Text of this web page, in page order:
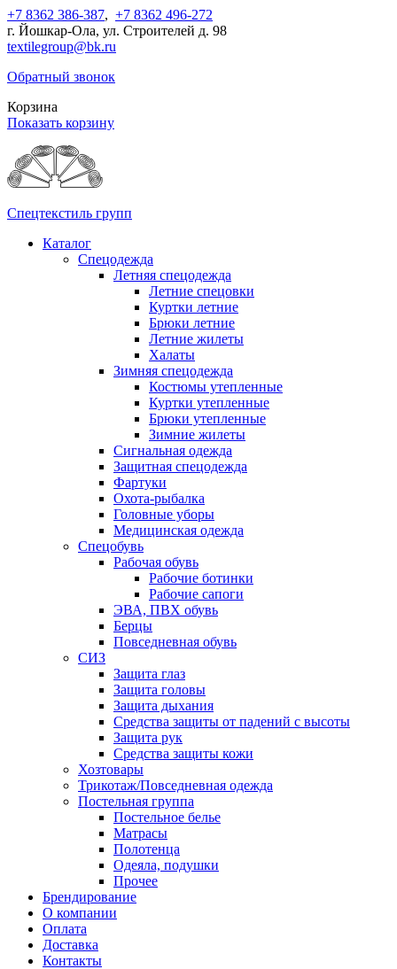
+7 8362 386-387, +7 8362 496-272
г. Йошкар-Ола, ул. Строителей д. 98
textilegroup@bk.ru
Обратный звонок
Корзина
Показать корзину
Спецтекстиль групп
Каталог
Спецодежда
Летняя спецодежда
Летние спецовки
Куртки летние
Брюки летние
Летние жилеты
Халаты
Зимняя спецодежда
Костюмы утепленные
Куртки утепленные
Брюки утепленные
Зимние жилеты
Сигнальная одежда
Защитная спецодежда
Фартуки
Охота-рыбалка
Головные уборы
Медицинская одежда
Спецобувь
Рабочая обувь
Рабочие ботинки
Рабочие сапоги
ЭВА, ПВХ обувь
Берцы
Повседневная обувь
СИЗ
Защита глаз
Защита головы
Защита дыхания
Средства защиты от падений с высоты
Защита рук
Средства защиты кожи
Хозтовары
Трикотаж/Повседневная одежда
Постельная группа
Постельное белье
Матрасы
Полотенца
Одеяла, подушки
Прочее
Брендирование
О компании
Оплата
Доставка
Контакты